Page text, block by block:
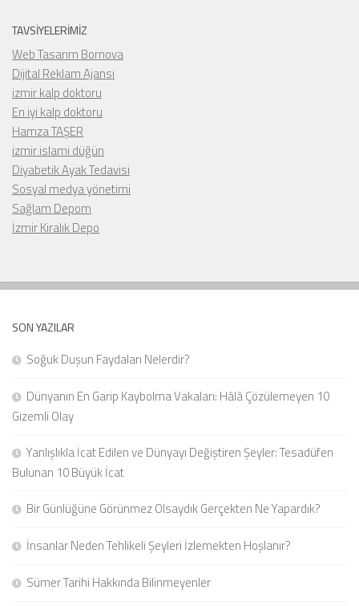
TAVSIYELERIMIZ
Web Tasarım Bornova
Dijital Reklam Ajansı
izmir kalp doktoru
En iyi kalp doktoru
Hamza TAŞER
izmir islami düğün
Diyabetik Ayak Tedavisi
Sosyal medya yönetimi
Sağlam Depom
İzmir Kiralık Depo
SON YAZILAR
Soğuk Duşun Faydaları Nelerdir?
Dünyanın En Garip Kaybolma Vakaları: Hâlâ Çözülemeyen 10
Gizemli Olay
Yanlışlıkla İcat Edilen ve Dünyayı Değiştiren Şeyler: Tesadüfen
Bulunan 10 Büyük İcat
Bir Günlüğüne Görünmez Olsaydık Gerçekten Ne Yapardık?
İnsanlar Neden Tehlikeli Şeyleri İzlemekten Hoşlanır?
Sümer Tarihi Hakkında Bilinmeyenler